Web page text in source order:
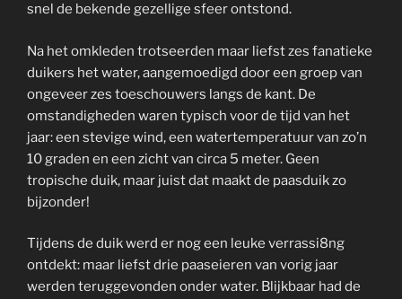
snel de bekende gezellige sfeer ontstond.
Na het omkleden trotseerden maar liefst zes fanatieke
duikers het water, aangemoedigd door een groep van
ongeveer zes toeschouwers langs de kant. De
omstandigheden waren typisch voor de tijd van het
jaar: een stevige wind, een watertemperatuur van zo’n
10 graden en een zicht van circa 5 meter. Geen
tropische duik, maar juist dat maakt de paasduik zo
bijzonder!
Tijdens de duik werd er nog een leuke verrassi8ng
ontdekt: maar liefst drie paaseieren van vorig jaar
werden teruggevonden onder water. Blijkbaar had de